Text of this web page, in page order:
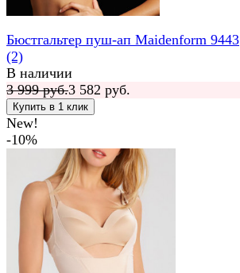
Бюстгальтер пуш-ап Maidenform 9443
(2)
В наличии
3 999 руб.3 582 руб.
New!
-10%